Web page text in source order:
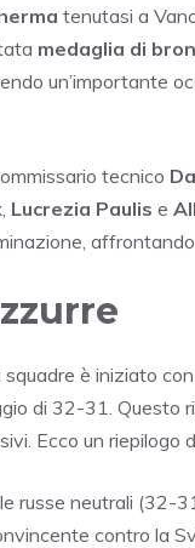
tenutasi a
medaglia di
un’importante
tecnico
Lucrezia Paulis e
è iniziato
di 32-31.
Ecco un riepilogo
russe neutrali (32-
contro la